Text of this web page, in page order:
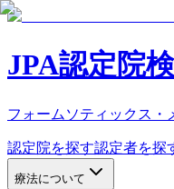
JPA認定院
フォームソティックス・
認定院を探す認定者を探
療法について